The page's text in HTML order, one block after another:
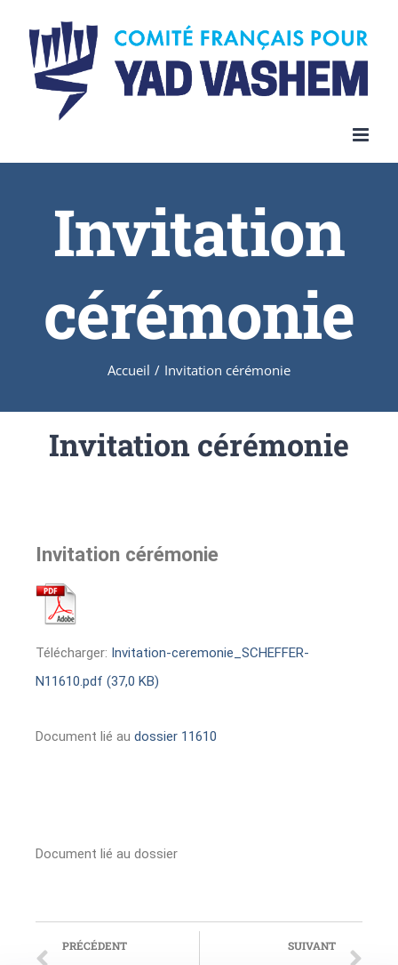
Invitation
cérémonie
Accueil / Invitation cérémonie
Invitation cérémonie
Invitation cérémonie
Télécharger: Invitation-ceremonie_SCHEFFER-
N11610.pdf (37,0 KB)
Document lié au dossier 11610
Document lié au dossier
PRÉCÉDENT SUIVANT